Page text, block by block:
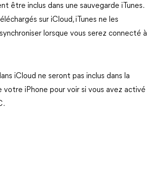
être inclus dans une sauvegarde iTunes.
sur iCloud, iTunes ne les
lorsque vous serez connecté à
iCloud ne seront pas inclus dans la
votre iPhone pour voir si vous avez activé